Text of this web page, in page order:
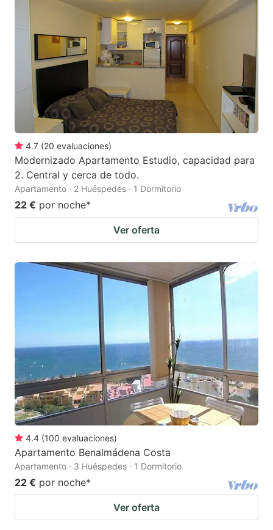
4.7 (20 evaluaciones)
Modernizado Apartamento Estudio, capacidad para
2. Central y cerca de todo.
Apartamento · 2 Huéspedes · 1 Dormitorio
22 € por noche*
Ver oferta
4.4 (100 evaluaciones)
Apartamento Benalmádena Costa
Apartamento · 3 Huéspedes · 1 Dormitorio
22 € por noche*
Ver oferta